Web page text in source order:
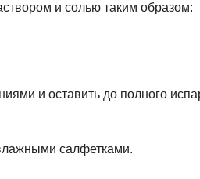
и солью таким образом:
и оставить до полного
салфетками.